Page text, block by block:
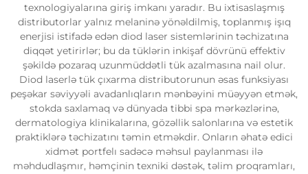
texnologiyalarına giriş imkanı yaradır. Bu ixtisaslaşmış
distributorlar yalnız melaninə yönəldilmiş, toplanmış işıq
enerjisi istifadə edən diod laser sistemlərinin təchizatına
diqqət yetirirlər; bu da tüklərin inkişaf dövrünü effektiv
şəkildə pozaraq uzunmüddətli tük azalmasına nail olur.
Diod laserlə tük çıxarma distributorunun əsas funksiyası
peşəkar səviyyəli avadanlıqların mənbəyini müəyyən etmək,
stokda saxlamaq və dünyada tibbi spa mərkəzlərinə,
dermatologiya klinikalarına, gözəllik salonlarına və estetik
praktiklərə təchizatını təmin etməkdir. Onların əhatə edici
xidmət portfelı sadəcə məhsul paylanması ilə
məhdudlaşmır, həmçinin texniki dəstək, təlim proqramları,